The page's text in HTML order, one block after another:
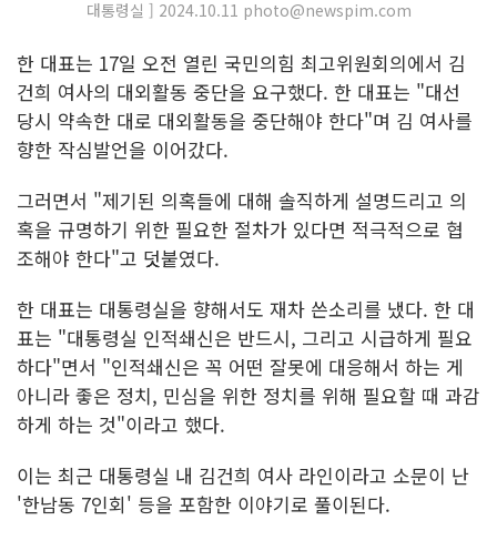
대통령실 ] 2024.10.11 photo@newspim.com
한 대표는 17일 오전 열린 국민의힘 최고위원회의에서 김
건희 여사의 대외활동 중단을 요구했다. 한 대표는 "대선
당시 약속한 대로 대외활동을 중단해야 한다"며 김 여사를
향한 작심발언을 이어갔다.
그러면서 "제기된 의혹들에 대해 솔직하게 설명드리고 의
혹을 규명하기 위한 필요한 절차가 있다면 적극적으로 협
조해야 한다"고 덧붙였다.
한 대표는 대통령실을 향해서도 재차 쓴소리를 냈다. 한 대
표는 "대통령실 인적쇄신은 반드시, 그리고 시급하게 필요
하다"면서 "인적쇄신은 꼭 어떤 잘못에 대응해서 하는 게
아니라 좋은 정치, 민심을 위한 정치를 위해 필요할 때 과감
하게 하는 것"이라고 했다.
이는 최근 대통령실 내 김건희 여사 라인이라고 소문이 난
'한남동 7인회' 등을 포함한 이야기로 풀이된다.